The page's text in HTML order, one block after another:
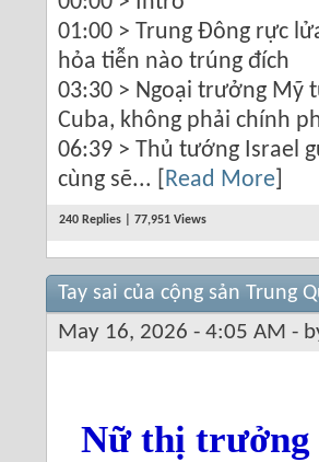
01:00 > Trung Đông rực
hỏa tiễn nào trúng đích
03:30 > Ngoại trưởng Mỹ
Cuba, không phải chính
06:39 > Thủ tướng Israel
cùng sẽ... [ Read More
240 Replies | 77,951 Views
Tay sai của cộng sản Trung
May 16, 2026 - 4:05 AM -
Nữ thị trưởng